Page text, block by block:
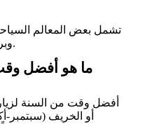
تشمل بعض المعالم
وبرج الجماجم، وموقع ميديانا الأثري.
ما هو أفضل
أفضل وقت من السنة
أو الخريف (سبتمبر-